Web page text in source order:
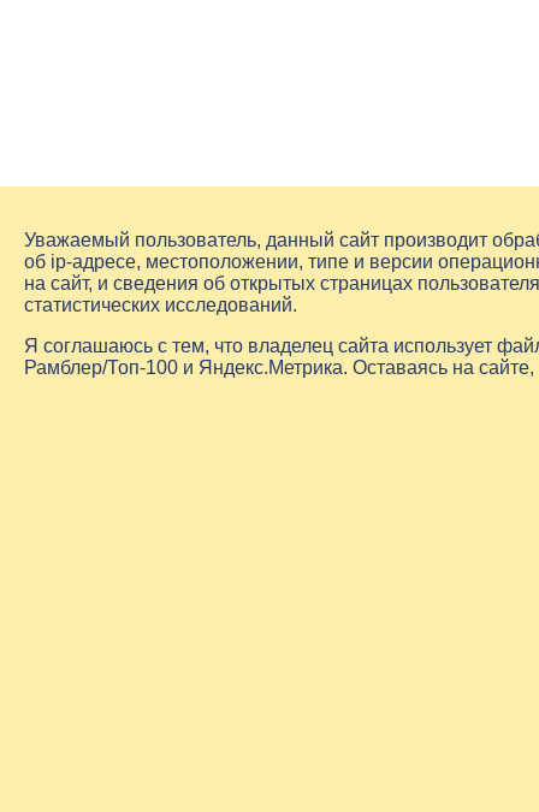
Уважаемый пользователь, данный сайт производит
об ip-адресе, местоположении, типе и версии
на сайт, и сведения об открытых страницах
статистических исследований.
Я соглашаюсь с тем, что владелец сайта использует
Рамблер/Топ-100 и Яндекс.Метрика. Оставаясь на